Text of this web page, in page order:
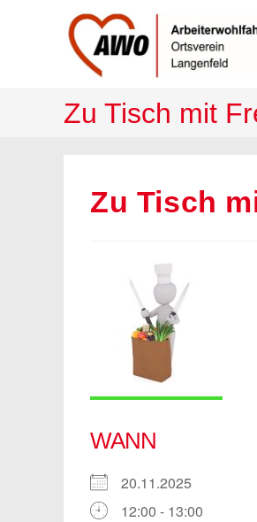
Zu Tisch mit
Zu Tisch
WANN
20.11.2025
12:00 - 13:00